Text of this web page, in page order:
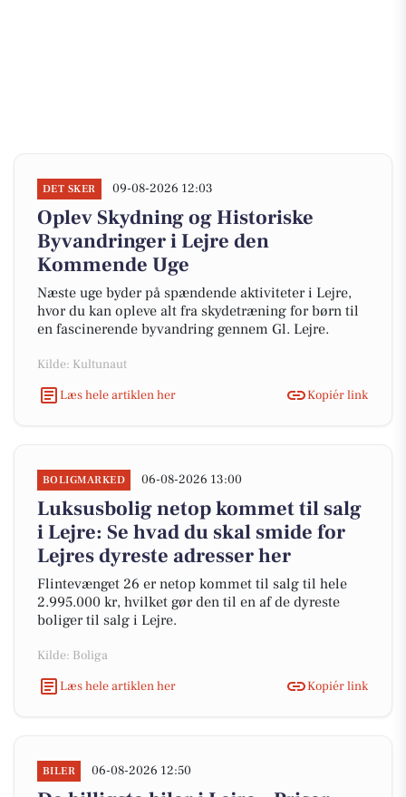
DET SKER 09-08-2026 12:03
Oplev Skydning og Historiske
Byvandringer i Lejre den
Kommende Uge
Næste uge byder på spændende aktiviteter i Lejre,
hvor du kan opleve alt fra skydetræning for børn til
en fascinerende byvandring gennem Gl. Lejre.
Kilde: Kultunaut
Læs hele artiklen her
Kopiér link
BOLIGMARKED 06-08-2026 13:00
Luksusbolig netop kommet til salg
i Lejre: Se hvad du skal smide for
Lejres dyreste adresser her
Flintevænget 26 er netop kommet til salg til hele
2.995.000 kr, hvilket gør den til en af de dyreste
boliger til salg i Lejre.
Kilde: Boliga
Læs hele artiklen her
Kopiér link
BILER 06-08-2026 12:50